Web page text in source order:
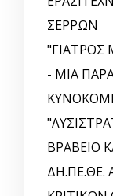
ΣΕΡΡΩΝ
"ΓΙΑΤΡΟΣ
- ΜΙΑ
ΒΡΑΒΕΙΟ
ΔΗ.ΠΕ.ΘΕ.